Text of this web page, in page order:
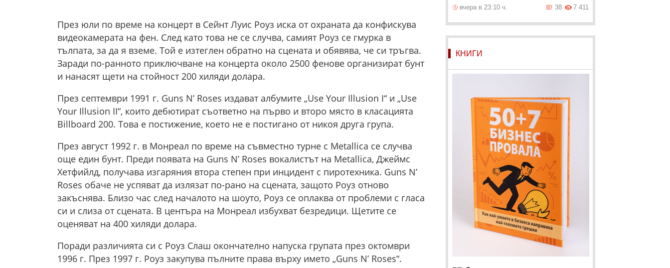
През юли по време на концерт в Сейнт Луис Роуз иска от охраната да конфискува
видеокамерата на фен. След като това не се случва, самият Роуз се гмурка в
тълпата, за да я вземе. Той е изтеглен обратно на сцената и обявява, че си тръгва.
Заради по-ранното приключване на концерта около 2500 фенове организират бунт
и нанасят щети на стойност 200 хиляди долара.
През септември 1991 г. Guns N’ Roses издават албумите „Use Your Illusion I“ и „Use
Your Illusion II“, които дебютират съответно на първо и второ място в класацията
Billboard 200. Това е постижение, което не е постигано от никоя друга група.
През август 1992 г. в Монреал по време на съвместно турне с Metallica се случва
още един бунт. Преди появата на Guns N’ Roses вокалистът на Metallica, Джеймс
Хетфийлд, получава изгаряния втора степен при инцидент с пиротехника. Guns N’
Roses обаче не успяват да излязат по-рано на сцената, защото Роуз отново
закъснява. Близо час след началото на шоуто, Роуз се оплаква от проблеми с гласа
си и слиза от сцената. В центъра на Монреал избухват безредици. Щетите се
оценяват на 400 хиляди долара.
Поради различията си с Роуз Слаш окончателно напуска групата през октомври
1996 г. През 1997 г. Роуз закупува пълните права върху името „Guns N’ Roses“.
вчера в 23:10 ч.
7 411
38
КНИГИ